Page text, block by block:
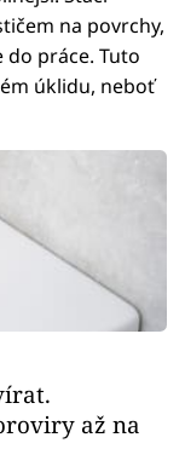
na povrchy,
do práce. Tuto
úklidu, neboť
až na